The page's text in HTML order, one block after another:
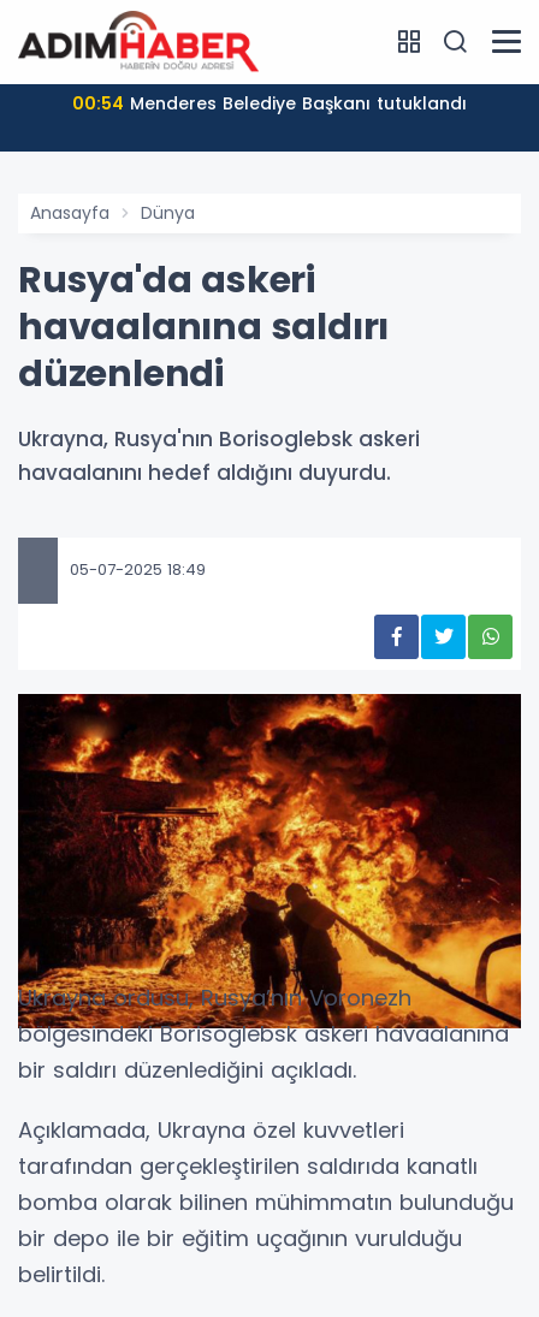
00:54 Menderes Belediye Başkanı tutuklandı
Anasayfa Dünya
Rusya'da askeri
havaalanına saldırı
düzenlendi
Ukrayna, Rusya'nın Borisoglebsk askeri
havaalanını hedef aldığını duyurdu.
05-07-2025 18:49
Ukrayna ordusu, Rusya’nın Voronezh
bölgesindeki Borisoglebsk askeri havaalanına
bir saldırı düzenlediğini açıkladı.
Açıklamada, Ukrayna özel kuvvetleri
tarafından gerçekleştirilen saldırıda kanatlı
bomba olarak bilinen mühimmatın bulunduğu
bir depo ile bir eğitim uçağının vurulduğu
belirtildi.